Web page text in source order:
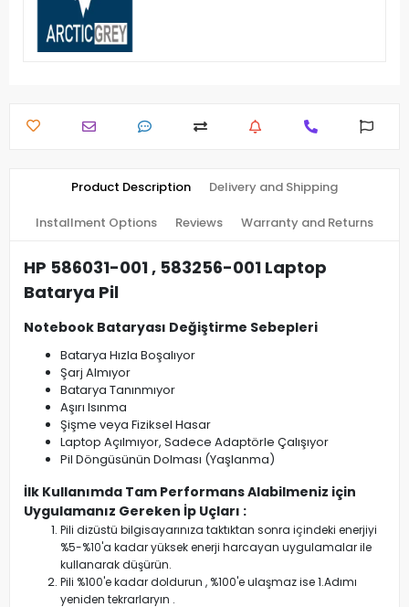
Product Description Delivery and Shipping
Installment Options Reviews Warranty and Returns
HP 586031-001 , 583256-001 Laptop
Batarya Pil
Notebook Bataryası Değiştirme Sebepleri
Batarya Hızla Boşalıyor
Şarj Almıyor
Batarya Tanınmıyor
Aşırı Isınma
Şişme veya Fiziksel Hasar
Laptop Açılmıyor, Sadece Adaptörle Çalışıyor
Pil Döngüsünün Dolması (Yaşlanma)
İlk Kullanımda Tam Performans Alabilmeniz için
Uygulamanız Gereken İp Uçları :
Pili dizüstü bilgisayarınıza taktıktan sonra içindeki enerjiyi
%5-%10'a kadar yüksek enerji harcayan uygulamalar ile
kullanarak düşürün.
Pili %100'e kadar doldurun , %100'e ulaşmaz ise 1.Adımı
yeniden tekrarlaryın .